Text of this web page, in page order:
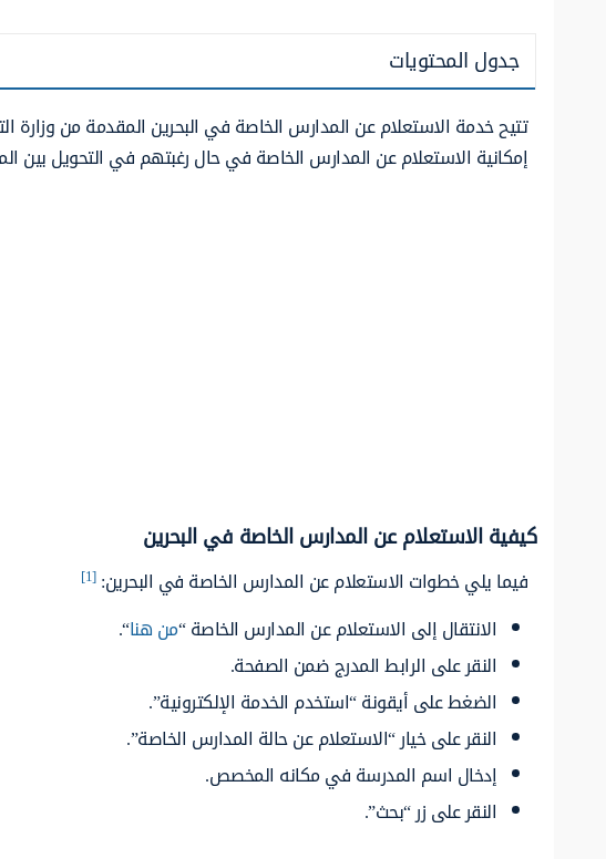
جدول المحتويات
تتيح خدمة الاستعلام عن المدارس الخاصة في البحرين المقدمة من وزارة
إمكانية الاستعلام عن المدارس الخاصة في حال رغبتهم في التحويل بين
كيفية الاستعلام عن المدارس الخاصة في البحرين
فيما يلي خطوات الاستعلام عن المدارس الخاصة في البحرين:[1]
الانتقال إلى الاستعلام عن المدارس الخاصة “من هنا“.
النقر على الرابط المدرج ضمن الصفحة.
الضغط على أيقونة “استخدم الخدمة الإلكترونية”.
النقر على خيار “الاستعلام عن حالة المدارس الخاصة”.
إدخال اسم المدرسة في مكانه المخصص.
النقر على زر “بحث”.